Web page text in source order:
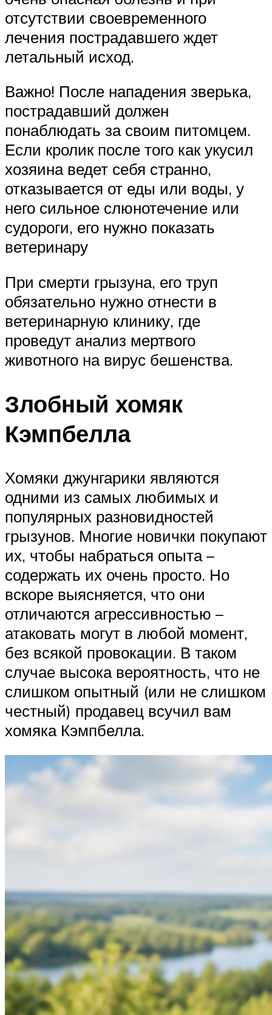
отсутствии своевременного
лечения пострадавшего ждет
летальный исход.
Важно! После нападения зверька,
пострадавший должен
понаблюдать за своим питомцем.
Если кролик после того как укусил
хозяина ведет себя странно,
отказывается от еды или воды, у
него сильное слюнотечение или
судороги, его нужно показать
ветеринару
При смерти грызуна, его труп
обязательно нужно отнести в
ветеринарную клинику, где
проведут анализ мертвого
животного на вирус бешенства.
Злобный хомяк
Кэмпбелла
Хомяки джунгарики являются
одними из самых любимых и
популярных разновидностей
грызунов. Многие новички покупают
их, чтобы набраться опыта –
содержать их очень просто. Но
вскоре выясняется, что они
отличаются агрессивностью –
атаковать могут в любой момент,
без всякой провокации. В таком
случае высока вероятность, что не
слишком опытный (или не слишком
честный) продавец всучил вам
хомяка Кэмпбелла.